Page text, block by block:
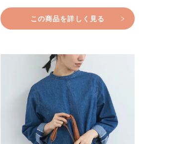
この商品を詳しく見る